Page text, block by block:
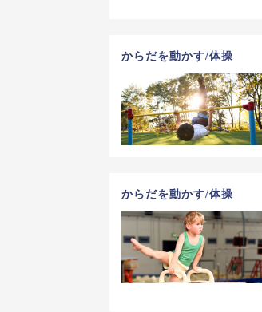
からだを動かす/体操
からだを動かす/体操